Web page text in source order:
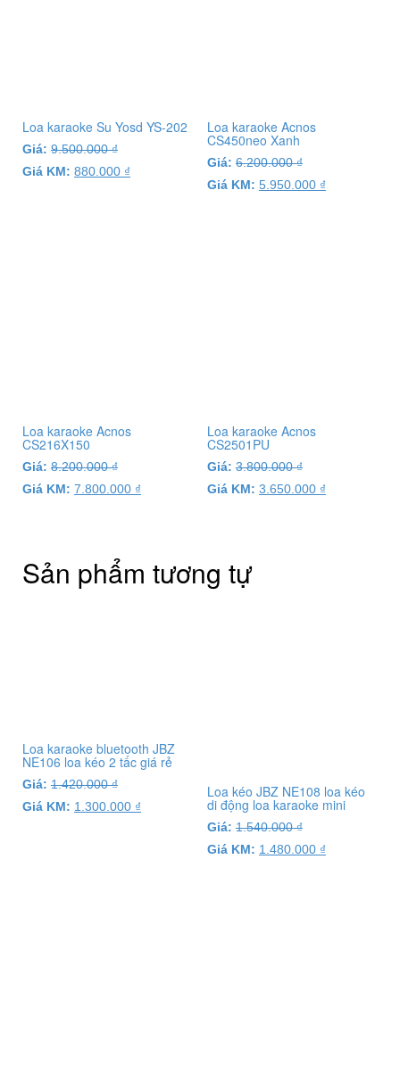
Loa karaoke Su Yosd YS-202
Giá: 9.500.000₫
Giá KM: 880.000 ₫
Loa karaoke Acnos
CS450neo Xanh
Giá: 6.200.000₫
Giá KM: 5.950.000 ₫
Loa karaoke Acnos
CS216X150
Giá: 8.200.000₫
Giá KM: 7.800.000 ₫
Loa karaoke Acnos
CS2501PU
Giá: 3.800.000₫
Giá KM: 3.650.000 ₫
Sản phẩm tương tự
Loa karaoke bluetooth JBZ
NE106 loa kéo 2 tấc giá rẻ
Giá: 1.420.000₫
Giá KM: 1.300.000 ₫
Loa kéo JBZ NE108 loa kéo
di động loa karaoke mini
Giá: 1.540.000₫
Giá KM: 1.480.000 ₫